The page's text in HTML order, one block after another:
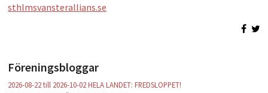
sthlmsvansterallians.se
Föreningsbloggar
2026-08-22 till 2026-10-02 HELA LANDET: FREDSLOPPET!